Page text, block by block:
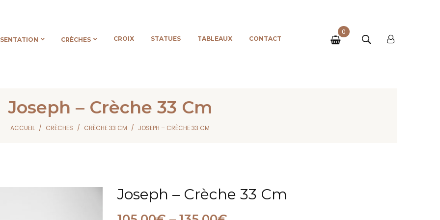
CRÈCHES CROIX STATUES TABLEAUX CONTACT
0
Joseph – Crèche 33 Cm
ACCUEIL CRÈCHES CRÈCHE 33 CM JOSEPH – CRÈCHE 33 CM
Joseph – Crèche 33 Cm